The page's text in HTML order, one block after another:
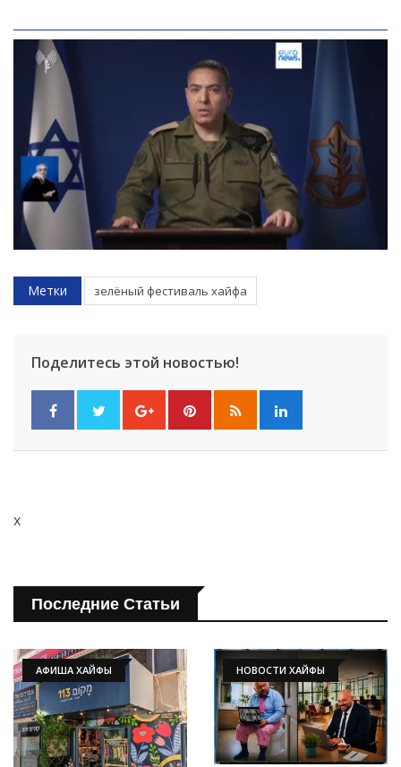
Метки зелёный фестиваль хайфа
Поделитесь этой новостью!
x
Последние Статьи
АФИША ХАЙФЫ НОВОСТИ ХАЙФЫ